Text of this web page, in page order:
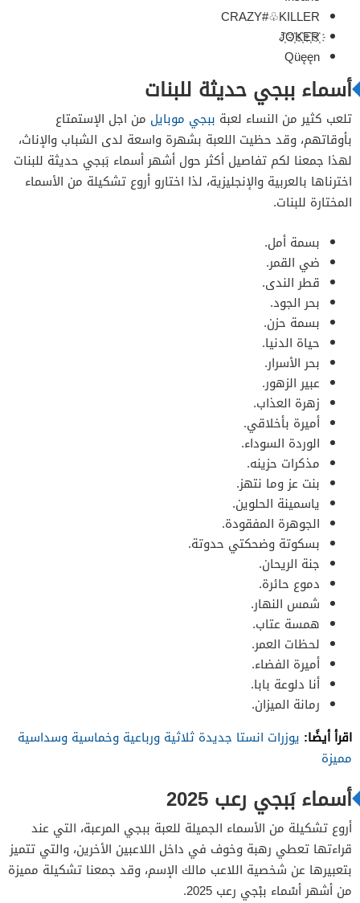
CRAZY#♧KILLER
J҉O҉K҉E҉R҉
Qüęęn
أسماء ببجي حديثة للبنات
تلعب كثير من النساء لعبة ببجي موبايل من اجل الإستمتاع
بأوقاتهم، وقد حظيت اللعبة بشهرة واسعة لدى الشباب والإناث،
لهذا جمعنا لكم تفاصيل أكثر حول أشهر أسماء بَبجي حديثة للبنات
اخترناها بالعربية والإنجليزية، لذا اختارو أروع تشكيلة من الأسماء
المختارة للبنات.
بسمة أمل.
ضي القمر.
قطر الندى.
بحر الجود.
بسمة حزن.
حياة الدنيا.
بحر الأسرار.
عبير الزهور.
زهرة العذاب.
أميرة بأخلاقي.
الوردة السوداء.
مذكرات حزينه.
بنت عز وما نتهز.
ياسمينة الحلوين.
الجوهرة المفقودة.
بسكوتة وضحكتي حدوتة.
جنة الريحان.
دموع حائرة.
شمس النهار.
همسة عتاب.
لحظات العمر.
أميرة الفضاء.
أنا دلوعة بابا.
رمانة الميزان.
اقرأ أيضًا: يوزرات انستا جديدة ثلاثية ورباعية وخماسية وسداسية
مميزة
أسماء بَبجي رعب 2025
أروع تشكيلة من الأسماء الجميلة للعبة ببجي المرعبة، التي عند
قراءتها تعطي رهبة وخوف في داخل اللاعبين الأخرين، والتي تتميز
بتعبيرها عن شخصية اللاعب مالك الإسم، وقد جمعنا تشكيلة مميزة
من أشهر أسْماء ببْجي رعب 2025.